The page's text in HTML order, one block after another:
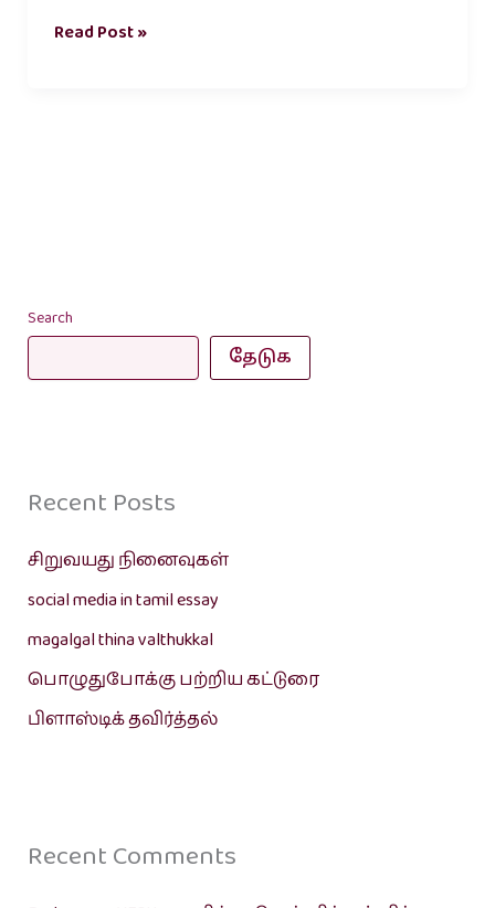
Read Post »
Search
தேடுக
Recent Posts
சிறுவயது நினைவுகள்
social media in tamil essay
magalgal thina valthukkal
பொழுதுபோக்கு பற்றிய கட்டுரை
பிளாஸ்டிக் தவிர்த்தல்
Recent Comments